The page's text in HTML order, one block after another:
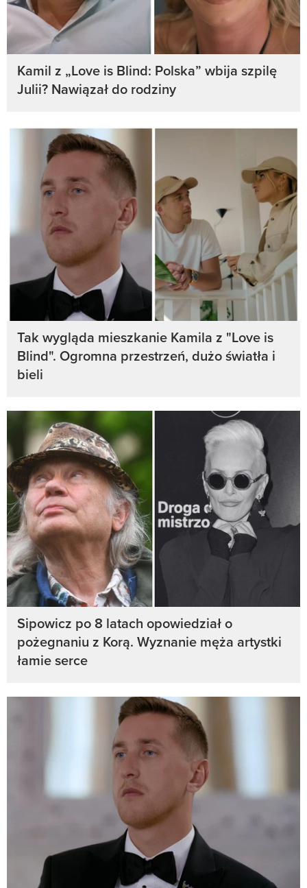
Kamil z „Love is Blind: Polska” wbija szpilę
Julii? Nawiązał do rodziny
Tak wygląda mieszkanie Kamila z "Love is
Blind". Ogromna przestrzeń, dużo światła i
bieli
Sipowicz po 8 latach opowiedział o
pożegnaniu z Korą. Wyznanie męża artystki
łamie serce